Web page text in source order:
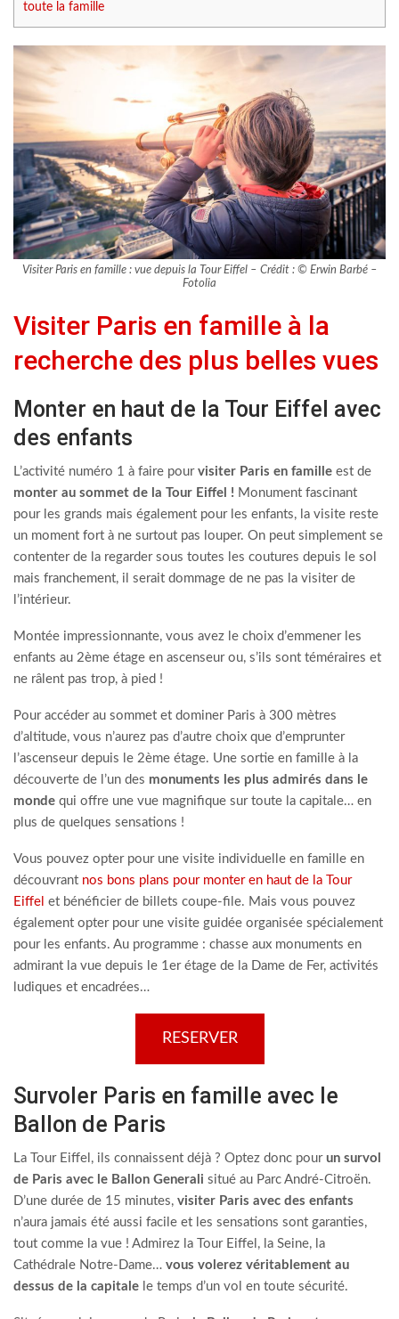
toute la famille
Visiter Paris en famille : vue depuis la Tour Eiffel – Crédit : © Erwin Barbé –
Fotolia
Visiter Paris en famille à la
recherche des plus belles vues
Monter en haut de la Tour Eiffel avec
des enfants
L’activité numéro 1 à faire pour visiter Paris en famille est de
monter au sommet de la Tour Eiffel ! Monument fascinant
pour les grands mais également pour les enfants, la visite reste
un moment fort à ne surtout pas louper. On peut simplement se
contenter de la regarder sous toutes les coutures depuis le sol
mais franchement, il serait dommage de ne pas la visiter de
l’intérieur.
Montée impressionnante, vous avez le choix d’emmener les
enfants au 2ème étage en ascenseur ou, s’ils sont téméraires et
ne râlent pas trop, à pied !
Pour accéder au sommet et dominer Paris à 300 mètres
d’altitude, vous n’aurez pas d’autre choix que d’emprunter
l’ascenseur depuis le 2ème étage. Une sortie en famille à la
découverte de l’un des monuments les plus admirés dans le
monde qui offre une vue magnifique sur toute la capitale… en
plus de quelques sensations !
Vous pouvez opter pour une visite individuelle en famille en
découvrant nos bons plans pour monter en haut de la Tour
Eiffel et bénéficier de billets coupe-file. Mais vous pouvez
également opter pour une visite guidée organisée spécialement
pour les enfants. Au programme : chasse aux monuments en
admirant la vue depuis le 1er étage de la Dame de Fer, activités
ludiques et encadrées…
RESERVER
Survoler Paris en famille avec le
Ballon de Paris
La Tour Eiffel, ils connaissent déjà ? Optez donc pour un survol
de Paris avec le Ballon Generali situé au Parc André-Citroën.
D’une durée de 15 minutes, visiter Paris avec des enfants
n’aura jamais été aussi facile et les sensations sont garanties,
tout comme la vue ! Admirez la Tour Eiffel, la Seine, la
Cathédrale Notre-Dame… vous volerez véritablement au
dessus de la capitale le temps d’un vol en toute sécurité.